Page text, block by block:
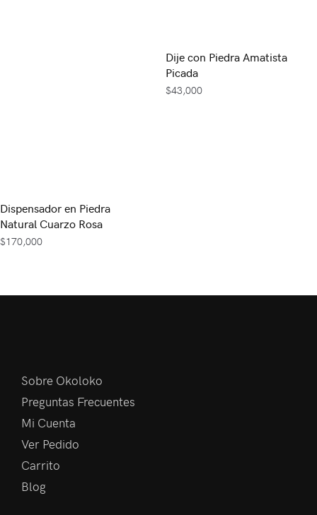
Dispensador en Piedra
Natural Cuarzo Rosa
$170,000
Dije con Piedra Amatista
Picada
$43,000
Sobre Okoloko
Preguntas Frecuentes
Mi Cuenta
Ver Pedido
Carrito
Blog